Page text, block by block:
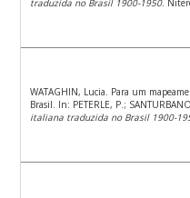
WATAGHIN, Lucia. Para um
Brasil. In: PETERLE, P.;
italiana traduzida no Brasil 1900-